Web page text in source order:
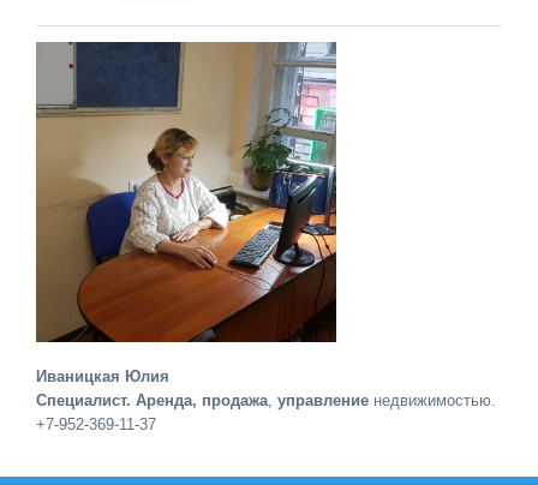
Иваницкая Юлия
Специалист. Аренда, продажа, управление недвижимостью.
+7-952-369-11-37